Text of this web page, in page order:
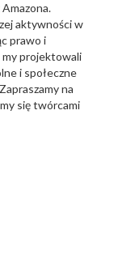
aktywności w
prawo i
my projektowali
i społeczne
na
się twórcami